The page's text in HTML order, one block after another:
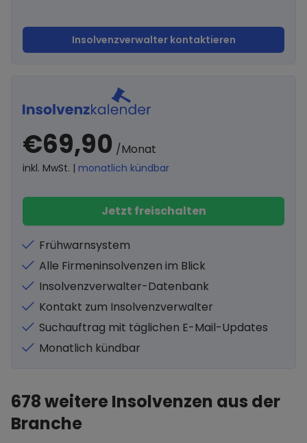
Insolvenzverwalter kontaktieren
€69,90 /Monat
inkl. MwSt. | monatlich kündbar
Jetzt freischalten
Frühwarnsystem
Alle Firmeninsolvenzen im Blick
Insolvenzverwalter-Datenbank
Kontakt zum Insolvenzverwalter
Suchauftrag mit täglichen E-Mail-Updates
Monatlich kündbar
678weitere Insolvenzen aus der
Branche